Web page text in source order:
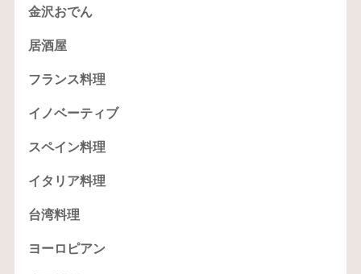
金沢おでん
居酒屋
フランス料理
イノベーティブ
スペイン料理
イタリア料理
台湾料理
ヨーロピアン